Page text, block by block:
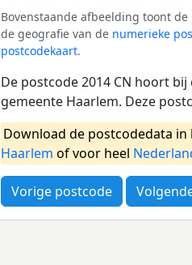
Bovenstaande afbeelding toont
de geografie van de numerieke
postcodekaart.
De postcode 2014 CN hoort
gemeente Haarlem. Deze
Download de postcodedata
Haarlem of voor heel
Vorige postcode